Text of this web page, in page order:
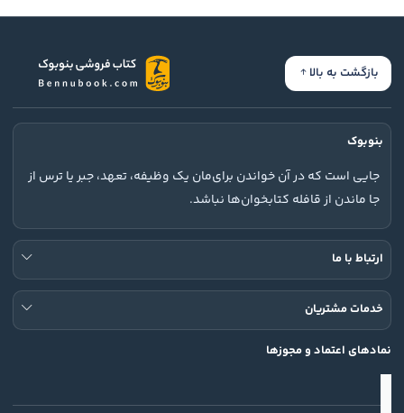
بازگشت به بالا
بنوبوک
جایی است که در آن خواندن برای‌مان یک وظیفه، تعهد، جبر یا ترس از
جا ماندن از قافله کتابخوان‌ها نباشد.
ارتباط با ما
خدمات مشتریان
نمادهای اعتماد و مجوزها